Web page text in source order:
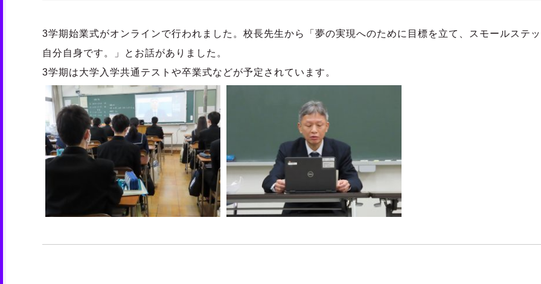
3学期始業式がオンラインで行われました。校長先生から「夢の実現へのために目標を立て、スモールステ
自分自身です。」とお話がありました。
3学期は大学入学共通テストや卒業式などが予定されています。